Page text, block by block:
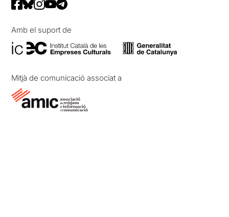
Amb el suport de
Mitjà de comunicació associat a